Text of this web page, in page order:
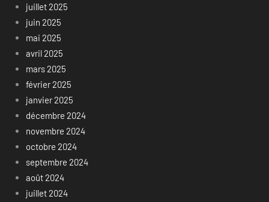
juillet 2025
juin 2025
mai 2025
avril 2025
mars 2025
février 2025
janvier 2025
décembre 2024
novembre 2024
octobre 2024
septembre 2024
août 2024
juillet 2024